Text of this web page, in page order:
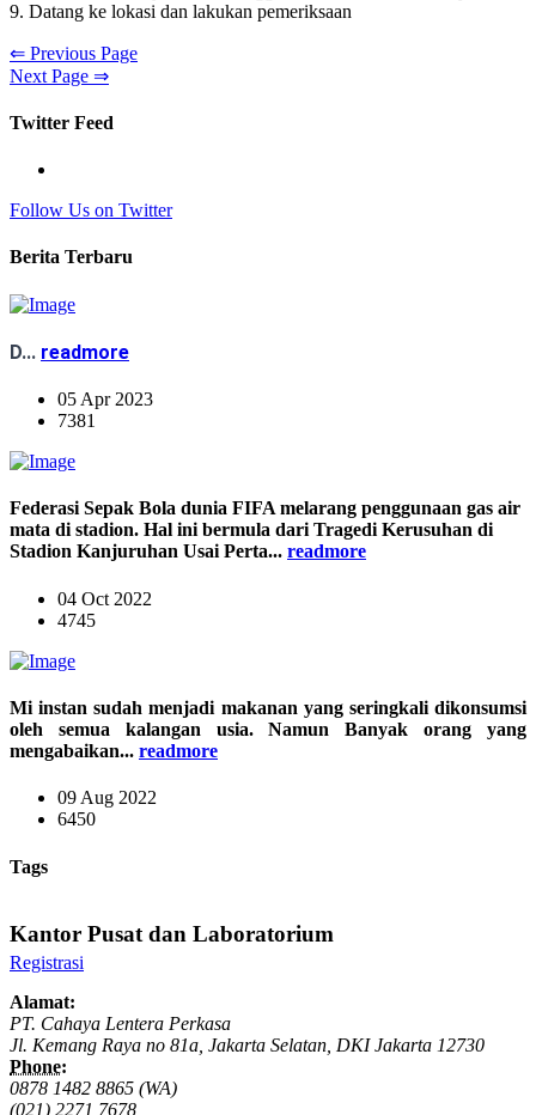
9. Datang ke lokasi dan lakukan pemeriksaan
⇐ Previous Page
Next Page ⇒
Twitter Feed
Follow Us on Twitter
Berita Terbaru
D... readmore
05 Apr 2023
7381
Federasi Sepak Bola dunia FIFA melarang penggunaan gas air
mata di stadion. Hal ini bermula dari Tragedi Kerusuhan di
Stadion Kanjuruhan Usai Perta... readmore
04 Oct 2022
4745
Mi instan sudah menjadi makanan yang seringkali dikonsumsi
oleh semua kalangan usia. Namun Banyak orang yang
mengabaikan... readmore
09 Aug 2022
6450
Tags
Registrasi
Kantor Pusat dan Laboratorium
Alamat:
PT. Cahaya Lentera Perkasa
Jl. Kemang Raya no 81a, Jakarta Selatan, DKI Jakarta 12730
Phone:
0878 1482 8865 (WA)
(021) 2271 7678